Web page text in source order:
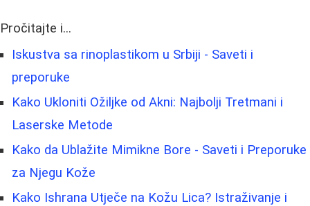
Pročitajte i...
Iskustva sa rinoplastikom u Srbiji - Saveti i
preporuke
Kako Ukloniti Ožiljke od Akni: Najbolji Tretmani i
Laserske Metode
Kako da Ublažite Mimikne Bore - Saveti i Preporuke
za Njegu Kože
Kako Ishrana Utječe na Kožu Lica? Istraživanje i